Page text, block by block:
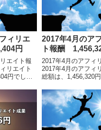
ィリエ
円
エイト報
リエイト
円でし
ちらをご覧
6600万円
2017年4月のア
ト報酬
2017年4月のアフィ
2017年4月のアフィ
総額は、1,456,320円
細はこちらアフィリ
ートしてから毎月の
及...